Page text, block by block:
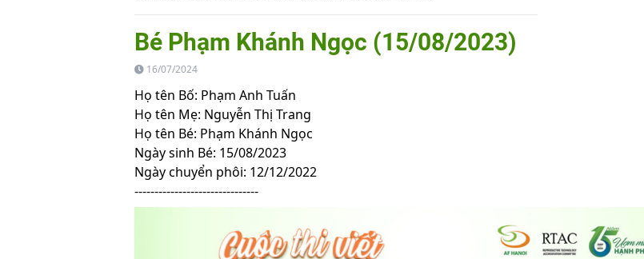
Bé Phạm Khánh Ngọc (15/08/2023)
16/07/2024
Họ tên Bố: Phạm Anh Tuấn
Họ tên Mẹ: Nguyễn Thị Trang
Họ tên Bé: Phạm Khánh Ngọc
Ngày sinh Bé: 15/08/2023
Ngày chuyển phôi: 12/12/2022
-------------------------------